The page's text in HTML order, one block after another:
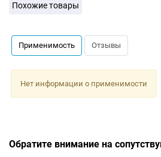
Похожие товары
Применимость Отзывы
Нет информации о применимости
Обратите внимание на